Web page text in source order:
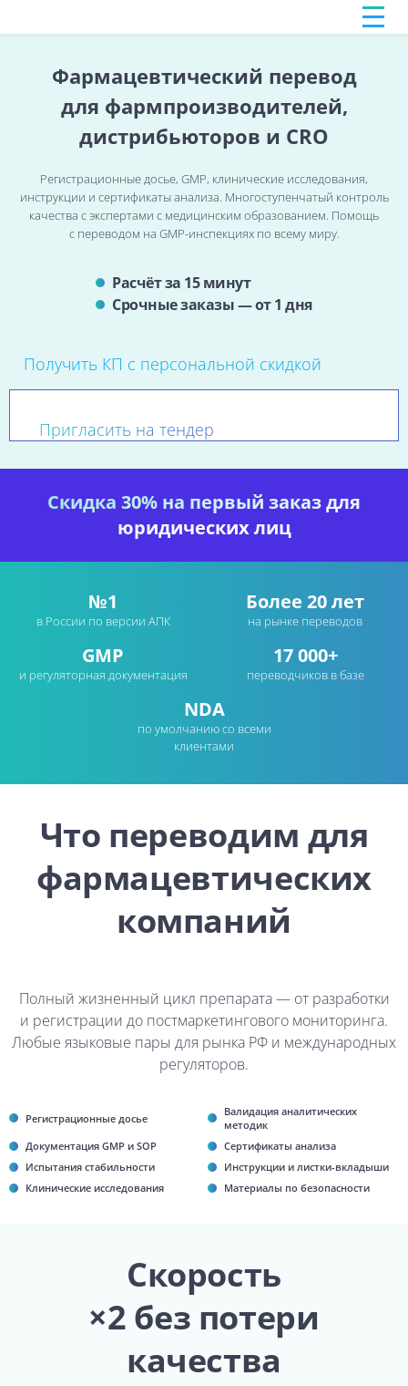
Фармацевтический перевод
для фармпроизводителей,
дистрибьюторов и CRO
Регистрационные досье, GMP, клинические исследования,
инструкции и сертификаты анализа. Многоступенчатый контроль
качества с экспертами с медицинским образованием. Помощь
с переводом на GMP-инспекциях по всему миру.
Расчёт за 15 минут
Срочные заказы — от 1 дня
Получить КП с персональной скидкой
Скидка 30% на первый заказ для
юридических лиц
№1
в России по версии АПК
Более 20 лет
на рынке переводов
GMP
и регуляторная документация
17 000+
переводчиков в базе
NDA
по умолчанию со всеми
клиентами
Что переводим для
фармацевтических
компаний
Полный жизненный цикл препарата — от разработки
и регистрации до постмаркетингового мониторинга.
Любые языковые пары для рынка РФ и международных
регуляторов.
Регистрационные досье
Валидация аналитических
методик
Документация GMP и SOP
Сертификаты анализа
Испытания стабильности
Инструкции и листки-вкладыши
Клинические исследования
Материалы по безопасности
Скорость
×2 без потери
качества